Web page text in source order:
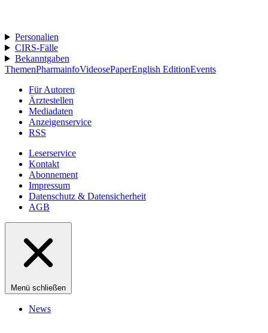
Personalien
CIRS-Fälle
Bekanntgaben
ThemenPharmainfoVideosePaperEnglish EditionEvents
Für Autoren
Ärztestellen
Mediadaten
Anzeigenservice
RSS
Leserservice
Kontakt
Abonnement
Impressum
Datenschutz & Datensicherheit
AGB
Menü schließen
News